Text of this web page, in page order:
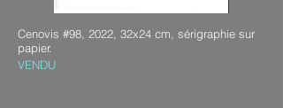
Cenovis #98, 2022, 32x24 cm, sérigraphie sur
papier.
VENDU